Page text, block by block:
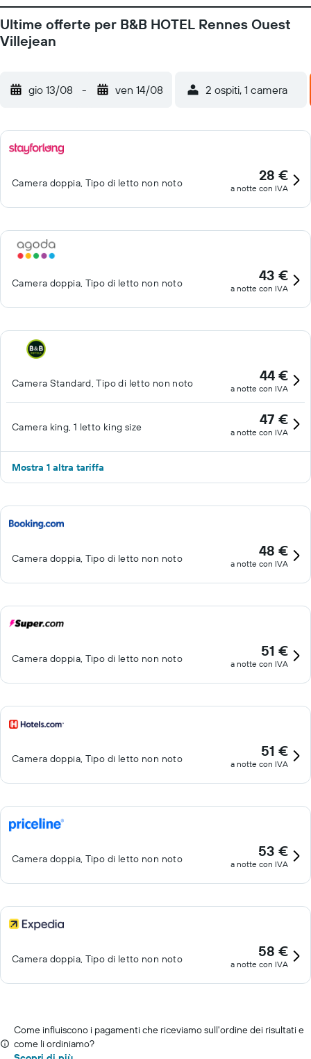
Ultime offerte per B&B HOTEL Rennes Ouest
Villejean
gio 13/08 - ven 14/08 2 ospiti, 1 camera
Camera doppia, Tipo di letto non noto 28 €
a notte con IVA
Camera doppia, Tipo di letto non noto 43 €
a notte con IVA
Camera Standard, Tipo di letto non noto 44 €
a notte con IVA
Camera king, 1 letto king size 47 €
a notte con IVA
Mostra 1 altra tariffa
Camera doppia, Tipo di letto non noto 48 €
a notte con IVA
Camera doppia, Tipo di letto non noto 51 €
a notte con IVA
Camera doppia, Tipo di letto non noto 51 €
a notte con IVA
Camera doppia, Tipo di letto non noto 53 €
a notte con IVA
Camera doppia, Tipo di letto non noto 58 €
a notte con IVA
Come influiscono i pagamenti che riceviamo sull'ordine dei risultati e
come li ordiniamo?